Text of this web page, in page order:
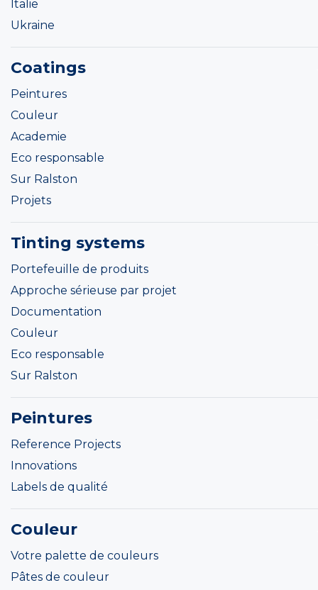
Italie
Ukraine
Coatings
Peintures
Couleur
Academie
Eco responsable
Sur Ralston
Projets
Tinting systems
Portefeuille de produits
Approche sérieuse par projet
Documentation
Couleur
Eco responsable
Sur Ralston
Peintures
Reference Projects
Innovations
Labels de qualité
Couleur
Votre palette de couleurs
Pâtes de couleur